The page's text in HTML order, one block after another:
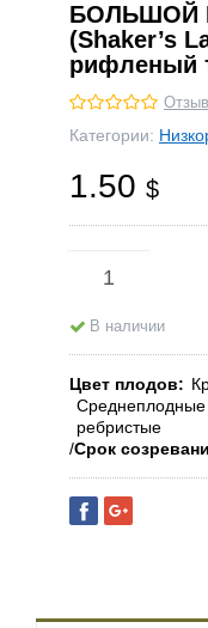
БОЛЬШОЙ
(Shaker’s
рифленый
Категории:
1.50 $
В наличии
Цвет плодов
ребристые
Срок